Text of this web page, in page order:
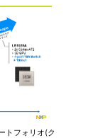
トフォリオ(ク